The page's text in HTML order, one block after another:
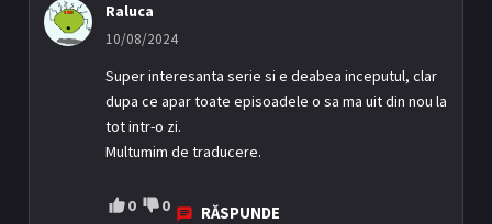
Raluca
10/08/2024
Super interesanta serie si e deabea inceputul, clar
dupa ce apar toate episoadele o sa ma uit din nou la
tot intr-o zi.
Multumim de traducere.
0 0 RĂSPUNDE